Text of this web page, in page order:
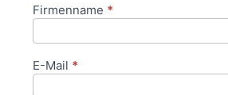
Anfrageformular
Firmenname *
E-Mail *